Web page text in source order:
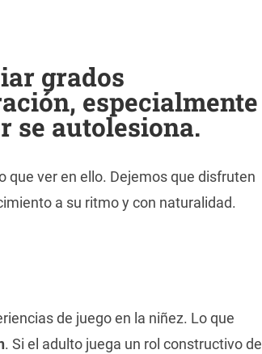
grados
especialmente
se autolesiona.
ver en ello. Dejemos que disfruten
a su ritmo y con naturalidad.
de juego en la niñez. Lo que
. Si el adulto juega un rol constructivo de